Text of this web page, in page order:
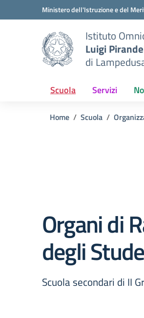
Vai ai contenuti
Vai al menu di navigazioneMinistero dell'Istruzione e del
Istituto
Luigi
di
Scuola Servizi
Home Scuola
Organi di
degli
Scuola secondari di II